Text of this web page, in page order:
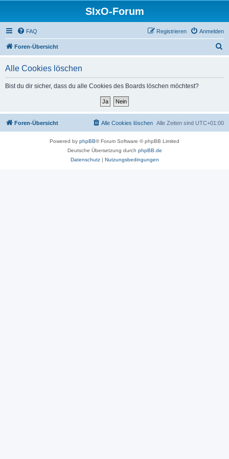
SIxO-Forum
FAQ Anmelden
Registrieren
Foren-Übersicht
Alle Cookies löschen
Bist du dir sicher, dass du alle Cookies des Boards löschen möchtest?
Foren-Übersicht Alle Zeiten sind UTC+01:00
Alle Cookies löschen
Powered by phpBB® Forum Software © phpBB Limited
Deutsche Übersetzung durch phpBB.de
Datenschutz| Nutzungsbedingungen